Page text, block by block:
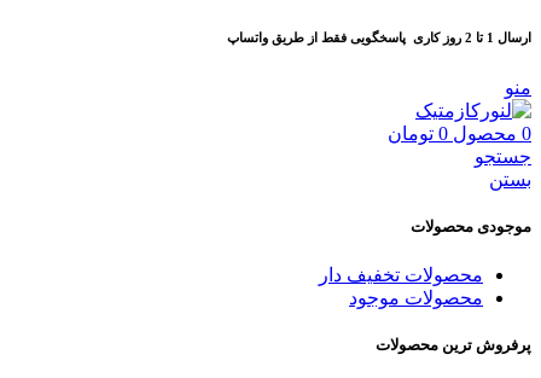
ارسال 1 تا 2 روز کاری پاسخگویی فقط از طریق واتساپ
منو
0 محصول 0 تومان
جستجو
بستن
موجودی محصولات
محصولات تخفیف دار
محصولات موجود
پرفروش ترین محصولات